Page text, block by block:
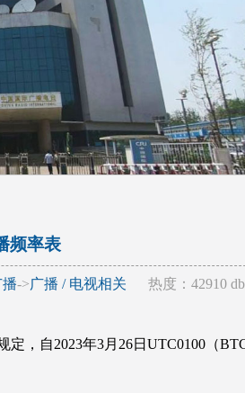
频率表
播->广播 / 电视相关 热度：42910
，自2023年3月26日UTC0100（